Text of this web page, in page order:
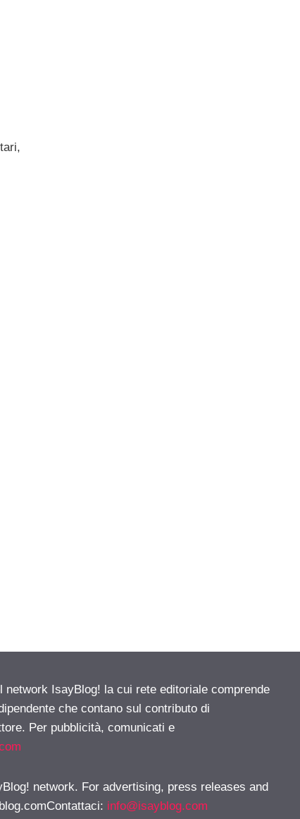
network IsayBlog! la cui rete editoriale comprende
che contano sul contributo di
Per pubblicità, comunicati e
network. For advertising, press releases and
: info@isayblog.com